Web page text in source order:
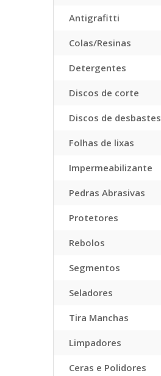
Antigrafitti
Colas/Resinas
Detergentes
Discos de corte
Discos de desbastes
Folhas de lixas
Impermeabilizante
Pedras Abrasivas
Protetores
Rebolos
Segmentos
Seladores
Tira Manchas
Limpadores
Ceras e Polidores